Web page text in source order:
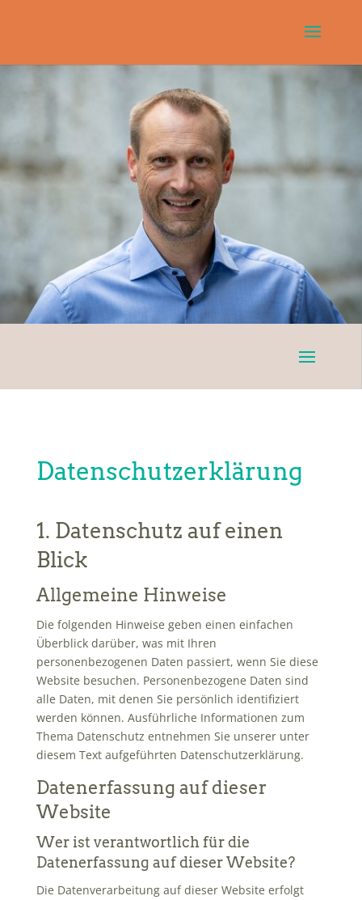
Datenschutz­erklärung
1. Datenschutz auf einen
Blick
Allgemeine Hinweise
Die folgenden Hinweise geben einen einfachen
Überblick darüber, was mit Ihren
personenbezogenen Daten passiert, wenn Sie diese
Website besuchen. Personenbezogene Daten sind
alle Daten, mit denen Sie persönlich identifiziert
werden können. Ausführliche Informationen zum
Thema Datenschutz entnehmen Sie unserer unter
diesem Text aufgeführten Datenschutzerklärung.
Datenerfassung auf dieser
Website
Wer ist verantwortlich für die
Datenerfassung auf dieser Website?
Die Datenverarbeitung auf dieser Website erfolgt